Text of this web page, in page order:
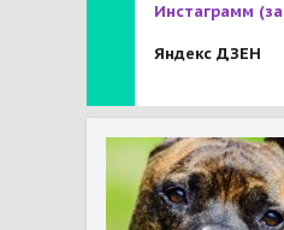
Инстаграмм
Яндекс ДЗЕН